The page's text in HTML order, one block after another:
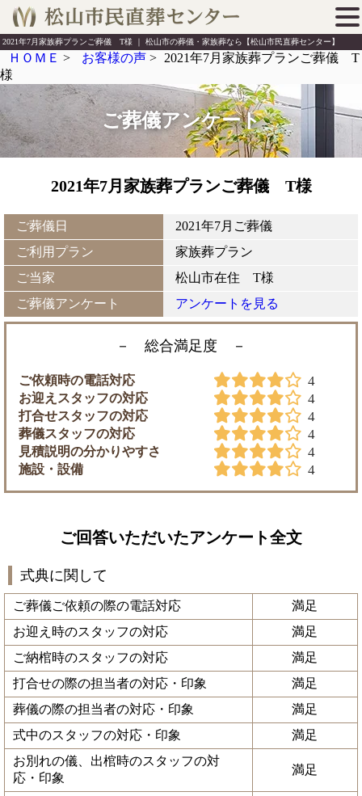
2021年7月家族葬プランご葬儀 T様 ｜ 松山市の葬儀・家族葬なら【松山市民直葬センター】
ＨＯＭＥ > お客様の声 > 2021年7月家族葬プランご葬儀 T
様
ご葬儀アンケート
2021年7月家族葬プランご葬儀 T様
ご葬儀日
2021年7月ご葬儀
ご利用プラン
家族葬プラン
ご当家
松山市在住 T様
ご葬儀アンケート
アンケートを見る
－ 総合満足度 －
ご依頼時の電話対応 4
お迎えスタッフの対応 4
打合せスタッフの対応 4
葬儀スタッフの対応 4
見積説明の分かりやすさ 4
施設・設備 4
ご回答いただいたアンケート全文
式典に関して
ご葬儀ご依頼の際の電話対応
満足
お迎え時のスタッフの対応
満足
ご納棺時のスタッフの対応
満足
打合せの際の担当者の対応・印象
満足
葬儀の際の担当者の対応・印象
満足
式中のスタッフの対応・印象
満足
お別れの儀、出棺時のスタッフの対
応・印象
満足